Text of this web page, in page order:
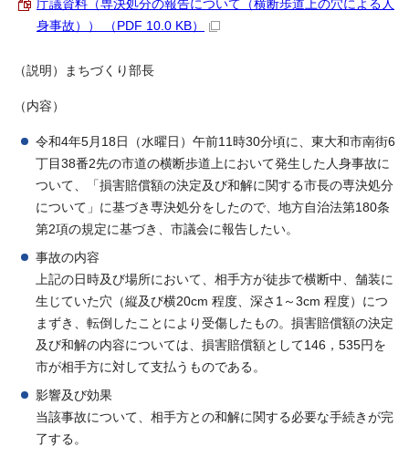
庁議資料（専決処分の報告について（横断歩道上の穴による人
身事故）） （PDF 10.0 KB）
（説明）まちづくり部長
（内容）
令和4年5月18日（水曜日）午前11時30分頃に、東大和市南街6
丁目38番2先の市道の横断歩道上において発生した人身事故に
ついて、「損害賠償額の決定及び和解に関する市長の専決処分
について」に基づき専決処分をしたので、地方自治法第180条
第2項の規定に基づき、市議会に報告したい。
事故の内容
上記の日時及び場所において、相手方が徒歩で横断中、舗装に
生じていた穴（縦及び横20cm 程度、深さ1～3cm 程度）につ
まずき、転倒したことにより受傷したもの。損害賠償額の決定
及び和解の内容については、損害賠償額として146，535円を
市が相手方に対して支払うものである。
影響及び効果
当該事故について、相手方との和解に関する必要な手続きが完
了する。